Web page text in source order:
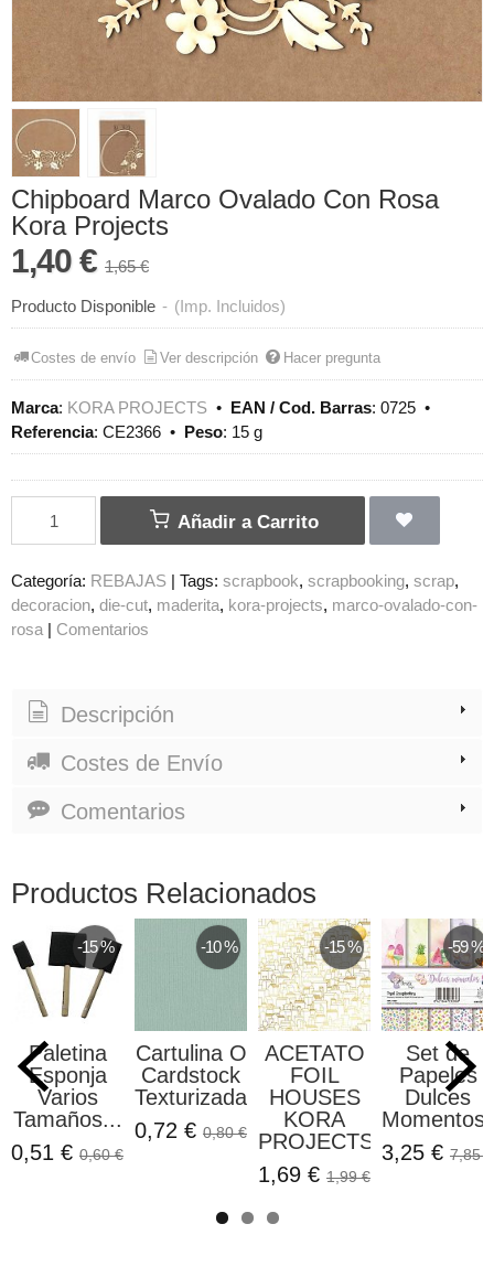
Chipboard Marco Ovalado Con Rosa
Kora Projects
1,40 € 1,65 €
Producto Disponible - (Imp. Incluidos)
Costes de envío Ver descripción Hacer pregunta
Marca: KORA PROJECTS • EAN / Cod. Barras: 0725 •
Referencia: CE2366 • Peso: 15 g
Añadir a Carrito
Categoría: REBAJAS | Tags: scrapbook scrapbooking scrap
decoracion die-cut maderita kora-projects marco-ovalado-con-
rosa | Comentarios
Descripción
Costes de Envío
Comentarios
Productos Relacionados
-15 %
Paletina
Esponja
Varios
Tamaños...
0,51 € 0,60 €
-10 %
Cartulina O
Cardstock
Texturizada...
0,72 € 0,80 €
-15 %
ACETATO
FOIL
HOUSES
KORA
PROJECTS
1,69 € 1,99 €
-59 %
Set de
Papeles
Dulces
3,25 € 7,85 €